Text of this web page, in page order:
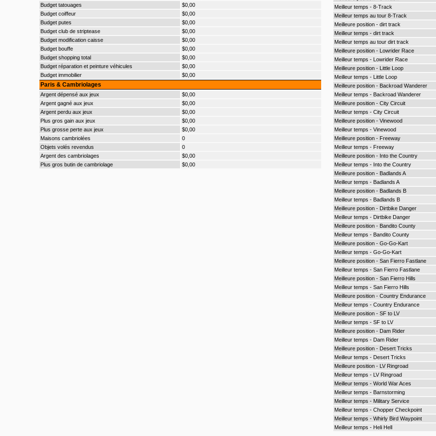
Budget tatouages
$0,00
Budget coiffeur
$0,00
Budget putes
$0,00
Budget club de striptease
$0,00
Budget modification caisse
$0,00
Budget bouffe
$0,00
Budget shopping total
$0,00
Budget réparation et peinture véhicules
$0,00
Budget immobilier
$0,00
Paris & Cambriolages
Argent dépensé aux jeux
$0,00
Argent gagné aux jeux
$0,00
Argent perdu aux jeux
$0,00
Plus gros gain aux jeux
$0,00
Plus grosse perte aux jeux
$0,00
Maisons cambriolées
0
Objets volés revendus
0
Argent des cambriolages
$0,00
Plus gros butin de cambriolage
$0,00
Meilleur temps - 8-Track
Meilleur temps au tour 8-Track
Meilleure position - dirt track
Meilleur temps - dirt track
Meilleur temps au tour dirt track
Meilleure position - Lowrider Race
Meilleur temps - Lowrider Race
Meilleure position - Little Loop
Meilleur temps - Little Loop
Meilleure position - Backroad Wanderer
Meilleur temps - Backroad Wanderer
Meilleure position - City Circuit
Meilleur temps - City Circuit
Meilleure position - Vinewood
Meilleur temps - Vinewood
Meilleure position - Freeway
Meilleur temps - Freeway
Meilleure position - Into the Country
Meilleur temps - Into the Country
Meilleure position - Badlands A
Meilleur temps - Badlands A
Meilleure position - Badlands B
Meilleur temps - Badlands B
Meilleure position - Dirtbike Danger
Meilleur temps - Dirtbike Danger
Meilleure position - Bandito County
Meilleur temps - Bandito County
Meilleure position - Go-Go-Kart
Meilleur temps - Go-Go-Kart
Meilleure position - San Fierro Fastlane
Meilleur temps - San Fierro Fastlane
Meilleure position - San Fierro Hills
Meilleur temps - San Fierro Hills
Meilleure position - Country Endurance
Meilleur temps - Country Endurance
Meilleure position - SF to LV
Meilleur temps - SF to LV
Meilleure position - Dam Rider
Meilleur temps - Dam Rider
Meilleure position - Desert Tricks
Meilleur temps - Desert Tricks
Meilleure position - LV Ringroad
Meilleur temps - LV Ringroad
Meilleur temps - World War Aces
Meilleur temps - Barnstorming
Meilleur temps - Military Service
Meilleur temps - Chopper Checkpoint
Meilleur temps - Whirly Bird Waypoint
Meilleur temps - Heli Hell